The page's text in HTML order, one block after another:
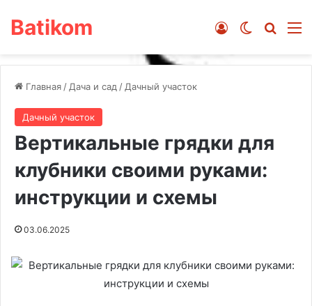
Batikom Switch skin
Войти
Главная / Дача и сад / Дачный участок
Дачный участок
Вертикальные грядки для
клубники своими руками:
инструкции и схемы
03.06.2025